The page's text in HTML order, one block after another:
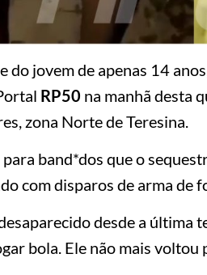
do jovem de apenas 14
RP50 na manhã desta
zona Norte de Teresina.
band*dos que o
com disparos de arma de
desde a última
bola. Ele não mais voltou